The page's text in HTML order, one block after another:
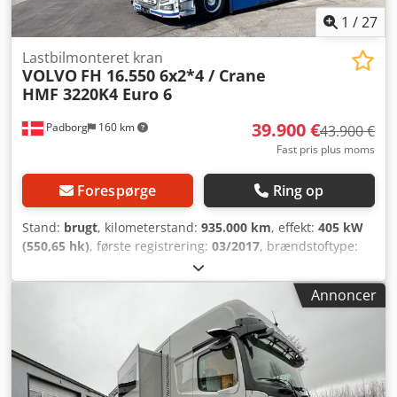
1 /27
Padborg 160 km
Lastbilmonteret kran
VOLVO FH 16.550 6x2*4 / Crane
HMF 3220K4 Euro 6
39.900 €43.900 €
Fast pris plus moms
Forespørge Ring op
Stand: brugt, kilometerstand: 935.000 km, effekt: 405 kW
(550,65 hk), første registrering: 03/2017, brændstoftype:
26.000 kg, akslekonfiguration:
aksler, farve:hvid, geartype:automatisk, emissionsklasse:
5.910 mm, læsningsbredde:
, lastepladshøjde:1.270 mm, Produktionsår:
ABS, klimaanlæg, kran, parkeringsvarmer
Fabrikant: Volvo Cjdpowhhybefx Algsrf Model: FH16/550
6x2?4 HMF 3220K4 Euro 6 Årgang: 2017 Stand: God
Annoncer